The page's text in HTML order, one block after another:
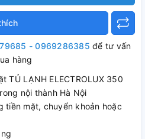
- 0969286385 để tư vấn
hàng
TỦ LẠNH ELECTROLUX 350
nội thành Hà Nội
tiền mặt, chuyển khoản hoặc